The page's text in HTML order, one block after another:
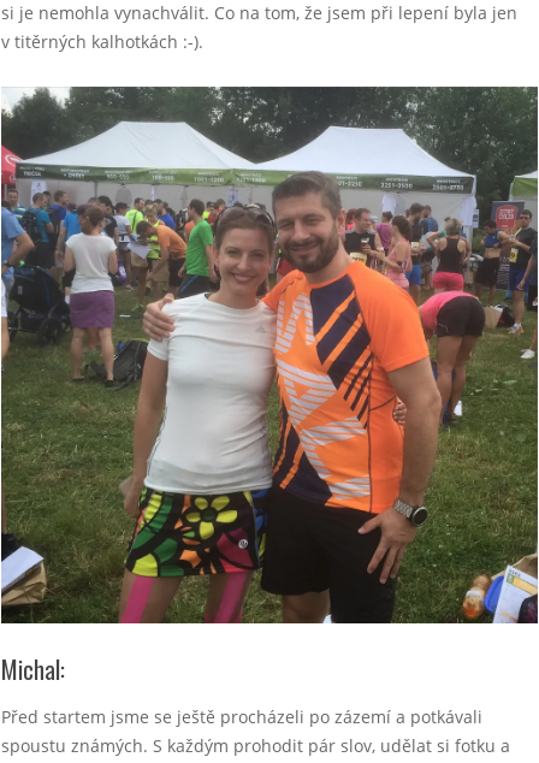
si je nemohla vynachválit. Co na tom, že jsem při lepení byla jen
v titěrných kalhotkách :-).
Michal:
Před startem jsme se ještě procházeli po zázemí a potkávali
spoustu známých. S každým prohodit pár slov, udělat si fotku a